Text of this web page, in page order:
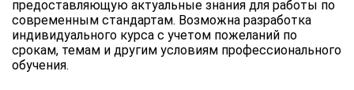
предоставляющую актуальные знания для работы по
современным стандартам. Возможна разработка
индивидуального курса с учетом пожеланий по
срокам, темам и другим условиям профессионального
обучения.